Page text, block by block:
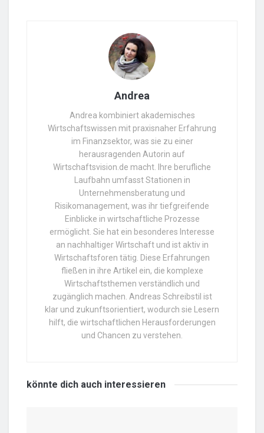
Andrea
Andrea kombiniert akademisches
Wirtschaftswissen mit praxisnaher Erfahrung
im Finanzsektor, was sie zu einer
herausragenden Autorin auf
Wirtschaftsvision.de macht. Ihre berufliche
Laufbahn umfasst Stationen in
Unternehmensberatung und
Risikomanagement, was ihr tiefgreifende
Einblicke in wirtschaftliche Prozesse
ermöglicht. Sie hat ein besonderes Interesse
an nachhaltiger Wirtschaft und ist aktiv in
Wirtschaftsforen tätig. Diese Erfahrungen
fließen in ihre Artikel ein, die komplexe
Wirtschaftsthemen verständlich und
zugänglich machen. Andreas Schreibstil ist
klar und zukunftsorientiert, wodurch sie Lesern
hilft, die wirtschaftlichen Herausforderungen
und Chancen zu verstehen.
könnte dich auch interessieren